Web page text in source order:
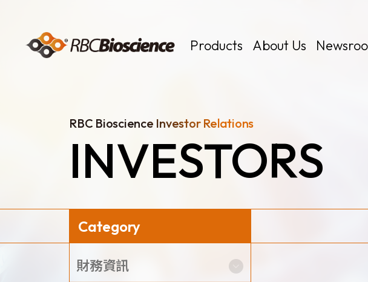
Products About Us
Language EN TW
MagCore
Instruments
Kits
News
RBC Bioscience Investor Relations
INVESTORS
Category
財務資訊